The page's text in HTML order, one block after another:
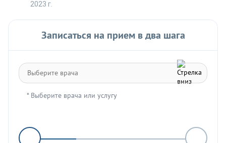
2023 г.
Записаться на прием в два шага
* Выберите врача или услугу